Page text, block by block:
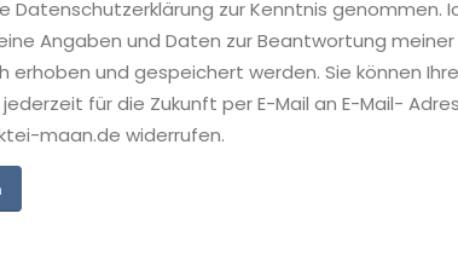
Datenschutzerklärung zur Kenntnis genommen.
Angaben und Daten zur Beantwortung
erhoben und gespeichert werden. Sie können Ihre
jederzeit für die Zukunft per E-Mail an E-Mail-
maan.de widerrufen.